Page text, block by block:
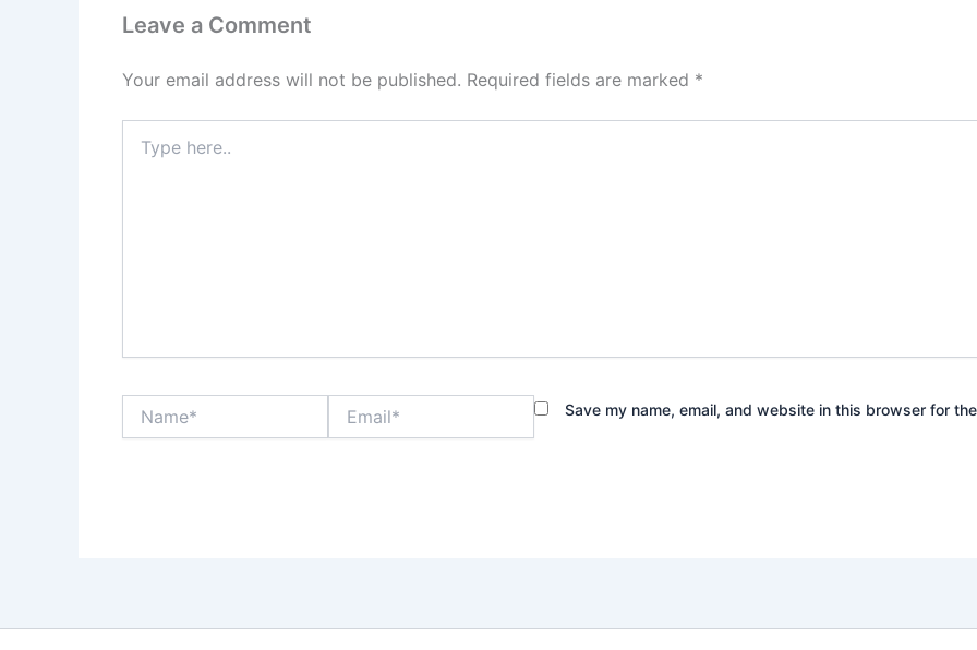
Leave a Comment
Your email address will not be published. Required fields are marked *
here..
Save my name, email, and website in this browser for